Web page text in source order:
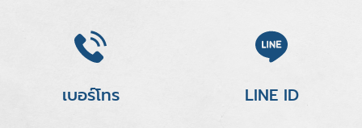
เบอร์โทร LINE ID